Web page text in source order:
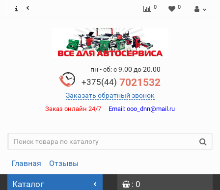
0 0
пн - сб: с 9.00 до 20.00
+375(44) 7021532
Заказать обратный звонок
Заказ онлайн 24/7 Email: ooo_dnn@mail.ru
Главная Отзывы
Каталог : 0